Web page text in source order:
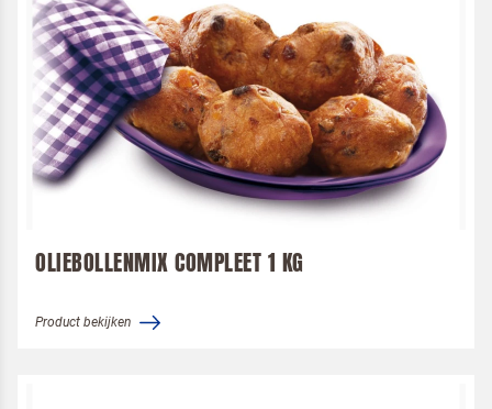
OLIEBOLLENMIX COMPLEET 1 KG
Product bekijken